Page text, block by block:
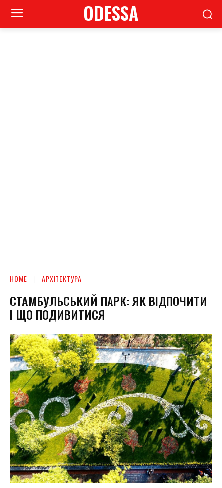
ODESSA
HOME АРХІТЕКТУРА
СТАМБУЛЬСЬКИЙ ПАРК: ЯК ВІДПОЧИТИ
І ЩО ПОДИВИТИСЯ